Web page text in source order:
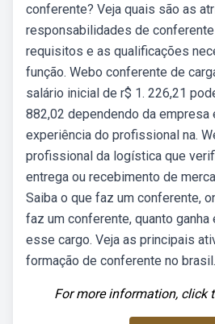
conferente? Veja quais são as
responsabilidades de
requisitos e as qualificações
função. Webo conferente de
salário inicial de r$ 1. 226,21
882,02 dependendo da empresa
experiência do profissional na.
profissional da logística que
entrega ou recebimento de
Saiba o que faz um conferente,
faz um conferente, quanto
esse cargo. Veja as principais
formação de conferente no brasil.
For more information, click